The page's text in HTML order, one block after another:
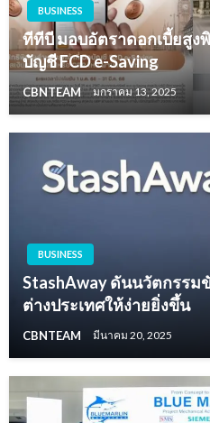
BUSINESS
ทีทีบี มอบอัตราดอกเบี้ยสูง
บัญชี FCD e-Saving
CBNTEAM มกราคม 13, 2025
BUSINESS
StashAway ดันนวัตกรรม
ต่างประเทศให้ง่ายยิ่งขึ้น
CBNTEAM มีนาคม 20, 2025